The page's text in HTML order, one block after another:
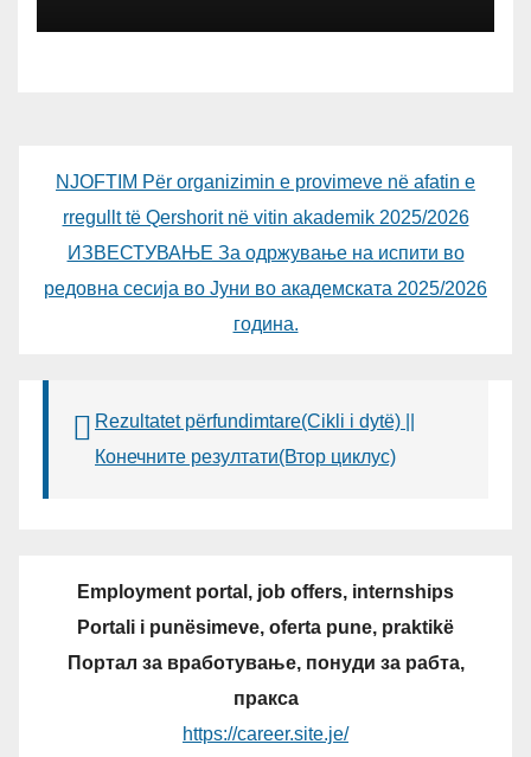
УНИВЕРЗИТЕТОТ SUBÜ ОД
NJOFTIM Për organizimin e provimeve në afatin e
rregullt të Qershorit në vitin akademik 2025/2026
ИЗВЕСТУВАЊЕ За одржување на испити во
редовна сесија во Јуни во академската 2025/2026
година.
Rezultatet përfundimtare(Cikli i dytë) ||
Конечните резултати(Втор циклус)
Employment portal, job offers, internships
Portali i punësimeve, oferta pune, praktikë
Портал за вработување, понуди за рабта,
пракса
https://career.site.je/